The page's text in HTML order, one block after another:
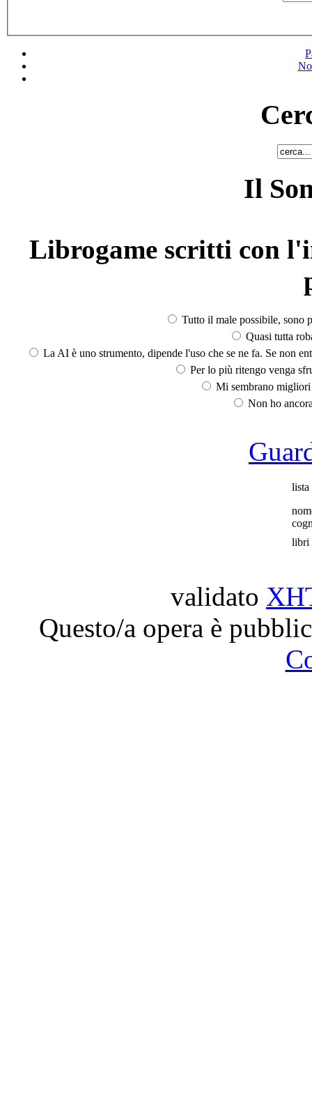
Il
Librogame scritti con
Tutto il male possibile, sono
Quasi tutta
La AI è uno strumento, dipende l'uso che se ne fa. Se non
Per lo più ritengo venga
Mi sembrano
Non ho
lista
libri
validato
Questo/a opera è